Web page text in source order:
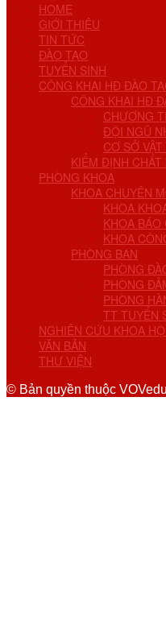
HOME
GIỚI THIỆU
TIN TỨC
ĐÀO TẠO
TUYỂN SINH
CÔNG KHAI HĐ ĐÀO
CÔNG KHAI HĐ
CHƯƠNG
ĐỘI NGŨ
CƠ SỞ VẬT
KIỂM ĐỊNH CHẤT
PHÒNG KHOA
KHOA CHUYÊN
KHOA
KHOA BÁO
KHOA
PHÒNG BAN
PHÒNG
PHÒNG
PHÒNG
TT TUYỂN
NGHIÊN CỨU KHOA
VĂN BẢN
THƯ VIỆN
© Bản quyền thuộc VOVedu